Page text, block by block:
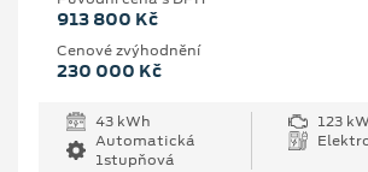
913 800 Kč
Cenové zvýhodnění
230 000 Kč
43 kWh
123
Automatická
1stupňová